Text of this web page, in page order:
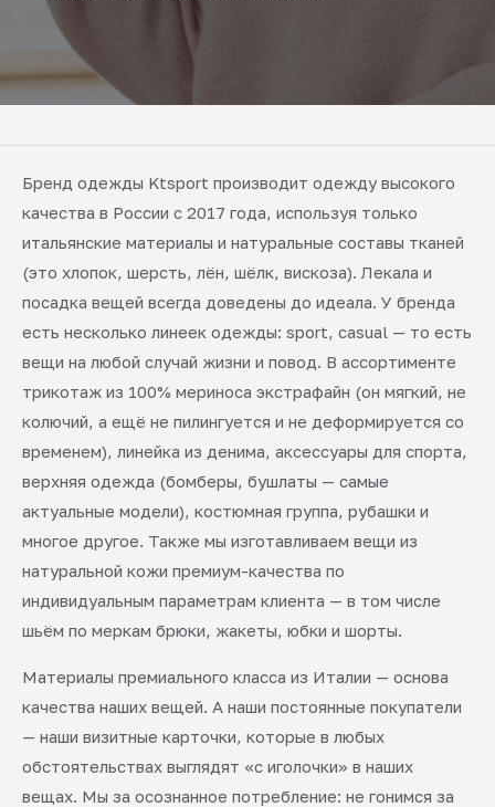
Бренд одежды Ktsport производит одежду высокого
качества в России с 2017 года, используя только
итальянские материалы и натуральные составы тканей
(это хлопок, шерсть, лён, шёлк, вискоза). Лекала и
посадка вещей всегда доведены до идеала. У бренда
есть несколько линеек одежды: sport, casual — то есть
вещи на любой случай жизни и повод. В ассортименте
трикотаж из 100% мериноса экстрафайн (он мягкий, не
колючий, а ещё не пилингуется и не деформируется со
временем), линейка из денима, аксессуары для спорта,
верхняя одежда (бомберы, бушлаты — самые
актуальные модели), костюмная группа, рубашки и
многое другое. Также мы изготавливаем вещи из
натуральной кожи премиум-качества по
индивидуальным параметрам клиента — в том числе
шьём по меркам брюки, жакеты, юбки и шорты.
Материалы премиального класса из Италии — основа
качества наших вещей. А наши постоянные покупатели
— наши визитные карточки, которые в любых
обстоятельствах выглядят «с иголочки» в наших
вещах. Мы за осознанное потребление: не гонимся за